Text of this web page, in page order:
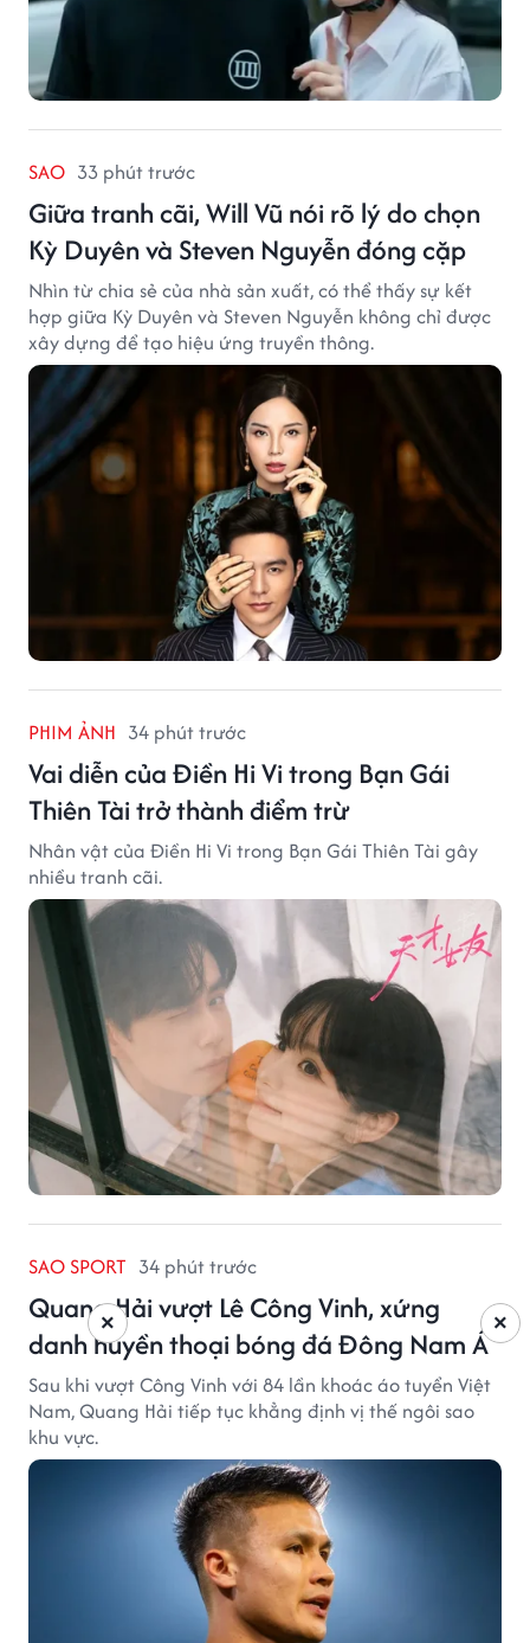
SAO 33 phút trước
Giữa tranh cãi, Will Vũ nói rõ lý do chọn
Kỳ Duyên và Steven Nguyễn đóng cặp
Nhìn từ chia sẻ của nhà sản xuất, có thể thấy sự kết
hợp giữa Kỳ Duyên và Steven Nguyễn không chỉ được
xây dựng để tạo hiệu ứng truyền thông.
PHIM ẢNH 34 phút trước
Vai diễn của Điền Hi Vi trong Bạn Gái
Thiên Tài trở thành điểm trừ
Nhân vật của Điền Hi Vi trong Bạn Gái Thiên Tài gây
nhiều tranh cãi.
SAO SPORT 34 phút trước
Quang Hải vượt Lê Công Vinh, xứng
danh huyền thoại bóng đá Đông Nam Á
Sau khi vượt Công Vinh với 84 lần khoác áo tuyển Việt
Nam, Quang Hải tiếp tục khẳng định vị thế ngôi sao
khu vực.
×
×